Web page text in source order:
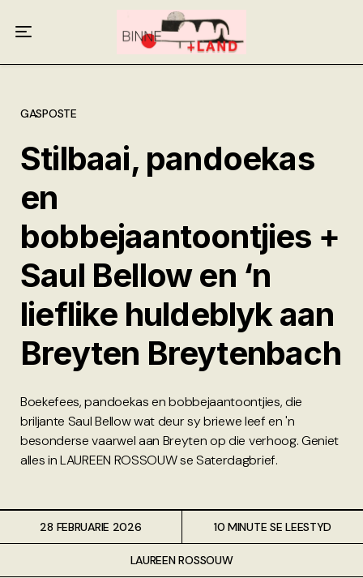
GASPOSTE
Stilbaai, pandoekas
en
bobbejaantoontjies +
Saul Bellow en ‘n
lieflike huldeblyk aan
Breyten Breytenbach
Boekefees, pandoekas en bobbejaantoontjies, die
briljante Saul Bellow wat deur sy briewe leef en 'n
besonderse vaarwel aan Breyten op die verhoog. Geniet
alles in LAUREEN ROSSOUW se Saterdagbrief.
28 FEBRUARIE 2026
LAUREEN ROSSOUW
10 MINUTE SE LEESTYD
Meer oor ons
Anneliese Burgess
Piet Croucamp
Gas + Poste
Kop + Knoper